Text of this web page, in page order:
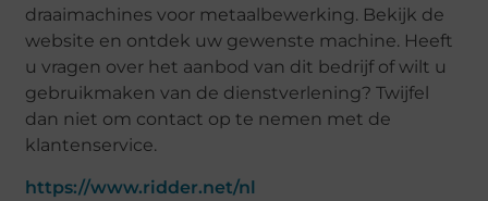
draaimachines voor metaalbewerking. Bekijk de
website en ontdek uw gewenste machine. Heeft
u vragen over het aanbod van dit bedrijf of wilt u
gebruikmaken van de dienstverlening? Twijfel
dan niet om contact op te nemen met de
klantenservice.
https://www.ridder.net/nl